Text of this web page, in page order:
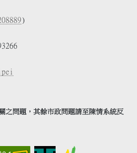
)
之問題，其餘市政問題請至陳情系統反